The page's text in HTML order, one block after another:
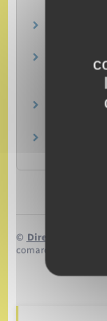
Étranger –
Titres,
Étranger –
Carte
© Direction de
comarquage